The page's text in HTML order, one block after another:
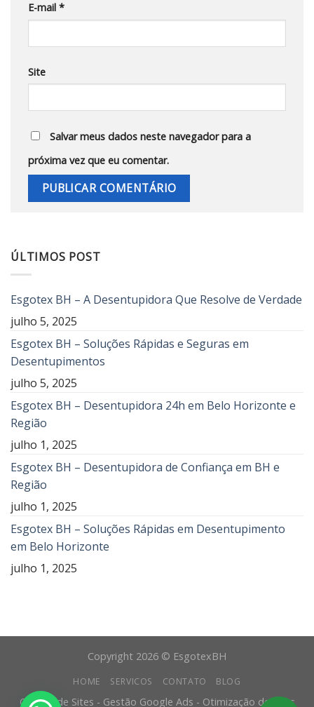
E-mail *
Site
Salvar meus dados neste navegador para a
próxima vez que eu comentar.
ÚLTIMOS POST
Esgotex BH – A Desentupidora Que Resolve de Verdade
julho 5, 2025
Esgotex BH – Soluções Rápidas e Seguras em
Desentupimentos
julho 5, 2025
Esgotex BH – Desentupidora 24h em Belo Horizonte e
Região
julho 1, 2025
Esgotex BH – Desentupidora de Confiança em BH e
Região
julho 1, 2025
Esgotex BH – Soluções Rápidas em Desentupimento
em Belo Horizonte
julho 1, 2025
Copyright 2026 © EsgotexBH
HOME SERVICOS CONTATO BLOG
Criação de Sites - Gestão Google Ads - Otimização de Sites